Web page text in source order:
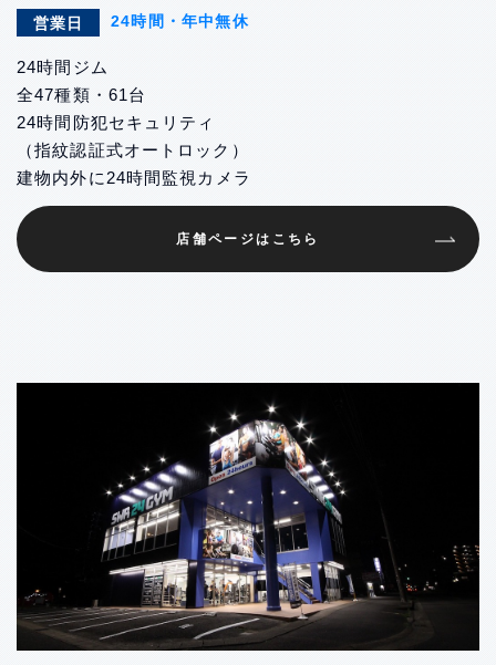
営業日 24時間・年中無休
24時間ジム
全47種類・61台
24時間防犯セキュリティ
（指紋認証式オートロック）
建物内外に24時間監視カメラ
店舗ページはこちら